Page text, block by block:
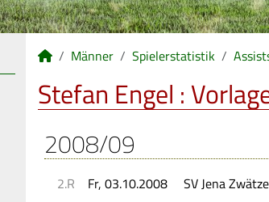
Männer Spielerstatistik
Stefan Engel :
2008/09
2.R Fr, 03.10.2008 SV Jena